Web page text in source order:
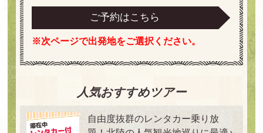
ご予約はこちら
※次ページで出発地をご選択ください。
人気おすすめツアー
自由度抜群のレンタカー乗り放